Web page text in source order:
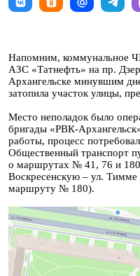
Напомним, коммунальное
АЗС «Татнефть» на пр.
Архангельске минувшим
затопила участок улицы,
Место неполадок было
бригады «РВК-
работы, процесс
Общественный транспорт
о маршрутах № 41, 76 и
Воскресенскую – ул. Тимме
маршруту № 180).